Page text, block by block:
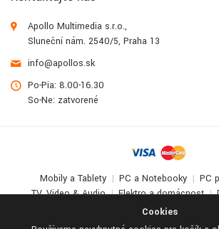
Cookies
Apollo Multimedia s.r.o.,
Sluneční nám. 2540/5, Praha 13
info@apollos.sk
Po-Pia: 8.00-16.30
So-Ne: zatvorené
Mobily a Tablety PC a Notebooky
PC
TV, Video & Audio
Elektro a domácnosť
Deti a zábava